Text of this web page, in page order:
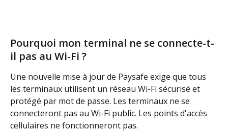
Pourquoi mon terminal ne se connecte-t-
il pas au Wi-Fi ?
Une nouvelle mise à jour de Paysafe exige que tous
les terminaux utilisent un réseau Wi-Fi sécurisé et
protégé par mot de passe. Les terminaux ne se
connecteront pas au Wi-Fi public. Les points d'accès
cellulaires ne fonctionneront pas.